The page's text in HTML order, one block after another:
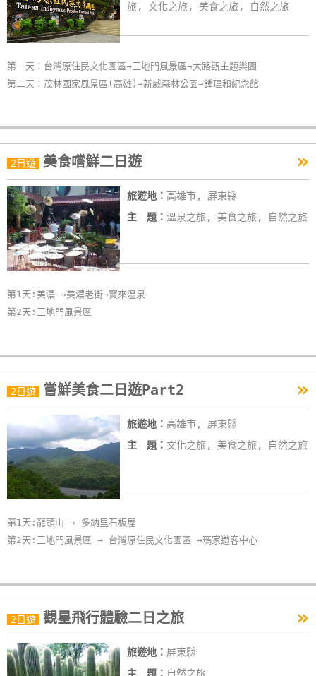
國
旅
訂
房
款
據
合
作
提
案
合
作
商
合
作
旅
伴
商
品
宣
傳
旅, 文化之旅, 美食之旅, 自然之旅
第一天：台灣原住民文化園區→三地門風景區→大路觀主題樂園
第二天：茂林國家風景區(高雄)→新威森林公園→鍾理和紀念館
2日遊 美食嚐鮮二日遊 »
旅遊地： 高雄市, 屏東縣
主 題： 溫泉之旅, 美食之旅, 自然之旅
第1天:美濃 →美濃老街→寶來溫泉
第2天:三地門風景區
2日遊 嘗鮮美食二日遊Part2 »
旅遊地： 高雄市, 屏東縣
主 題： 文化之旅, 美食之旅, 自然之旅
第1天:龍頭山 → 多納里石板屋
第2天:三地門風景區 → 台灣原住民文化園區 →瑪家遊客中心
2日遊 觀星飛行體驗二日之旅 »
旅遊地： 屏東縣
主 題： 自然之旅